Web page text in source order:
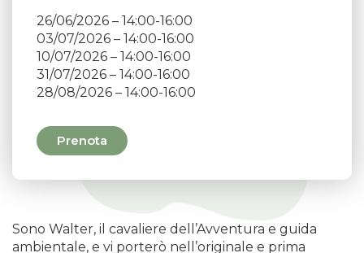
26/06/2026 – 14:00-16:00
03/07/2026 – 14:00-16:00
10/07/2026 – 14:00-16:00
31/07/2026 – 14:00-16:00
28/08/2026 – 14:00-16:00
Prenota
Sono Walter, il cavaliere dell’Avventura e guida
ambientale, e vi porterò nell’originale e prima